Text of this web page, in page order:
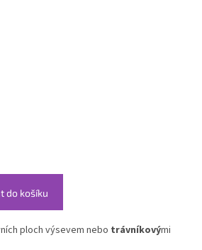
do košíku
ploch výsevem nebo trávníkovými